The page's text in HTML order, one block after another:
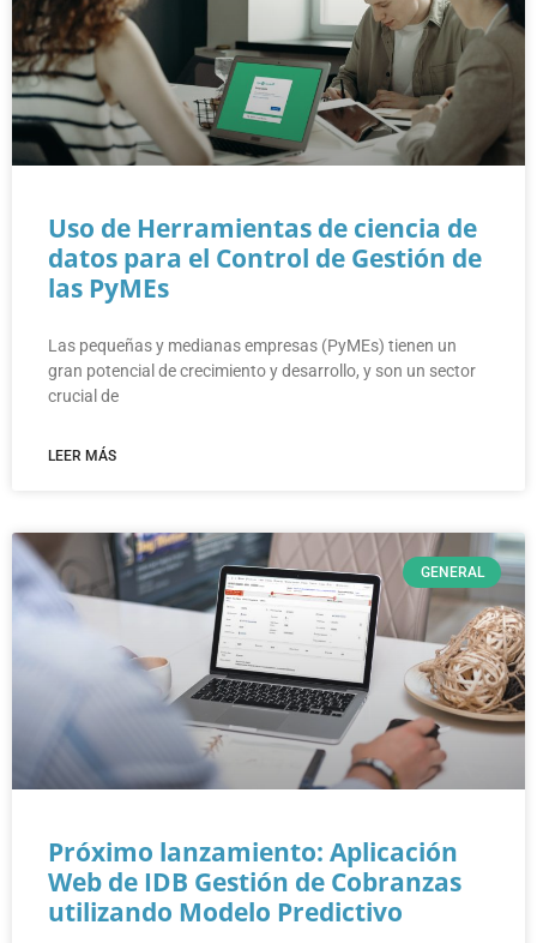
Uso de Herramientas de ciencia de
datos para el Control de Gestión de
las PyMEs
Las pequeñas y medianas empresas (PyMEs) tienen un
gran potencial de crecimiento y desarrollo, y son un sector
crucial de
LEER MÁS
GENERAL
Próximo lanzamiento: Aplicación
Web de IDB Gestión de Cobranzas
utilizando Modelo Predictivo